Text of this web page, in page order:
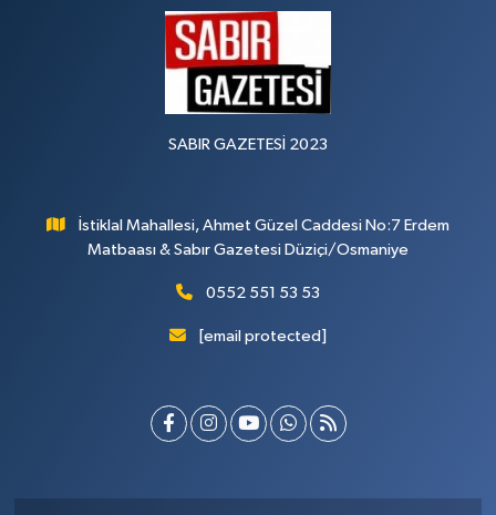
SABIR GAZETESİ 2023
İstiklal Mahallesi, Ahmet Güzel Caddesi No:7 Erdem
Matbaası & Sabır Gazetesi Düziçi/Osmaniye
0552 551 53 53
[email protected]